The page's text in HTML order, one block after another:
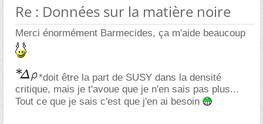
Re : Données sur la matière noire
Merci énormément Barmecides, ça m'aide beaucoup
*doit être la part de SUSY dans la densité
critique, mais je t'avoue que je n'en sais pas plus...
Tout ce que je sais c'est que j'en ai besoin